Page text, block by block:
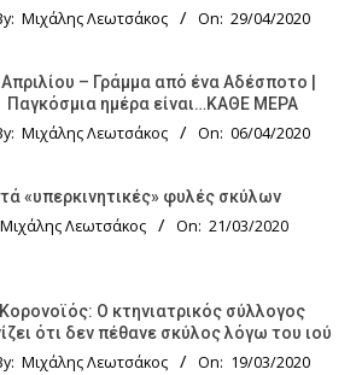
Μιχάλης Λεωτσάκος On: 29/04/2020
– Γράμμα από ένα Αδέσποτο |
Παγκόσμια ημέρα είναι…ΚΑΘΕ ΜΕΡΑ
Μιχάλης Λεωτσάκος On: 06/04/2020
«υπερκινητικές» φυλές σκύλων
Μιχάλης Λεωτσάκος On: 21/03/2020
Κορονοϊός: Ο κτηνιατρικός σύλλογος
ότι δεν πέθανε σκύλος λόγω του ιού
Μιχάλης Λεωτσάκος On: 19/03/2020